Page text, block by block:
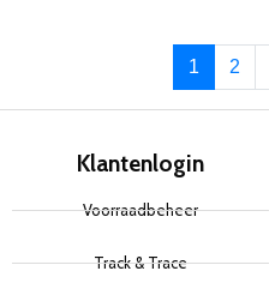
1 2
Klantenlogin
Voorraadbeheer
Track & Trace